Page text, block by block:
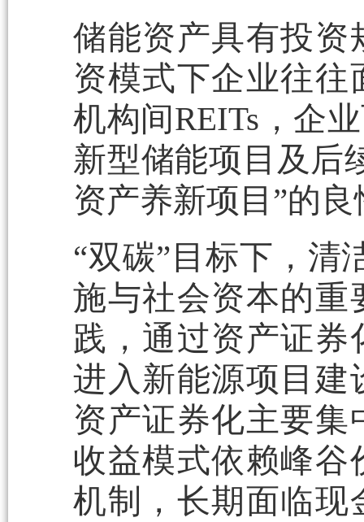
储能资产具有投资
资模式下企业往
机构间REITs，企
新型储能项目及后
资产养新项目”的
“双碳”目标下，清
施与社会资本的重
践，通过资产证
进入新能源项目建
资产证券化主要
收益模式依赖峰谷
机制，长期面临现